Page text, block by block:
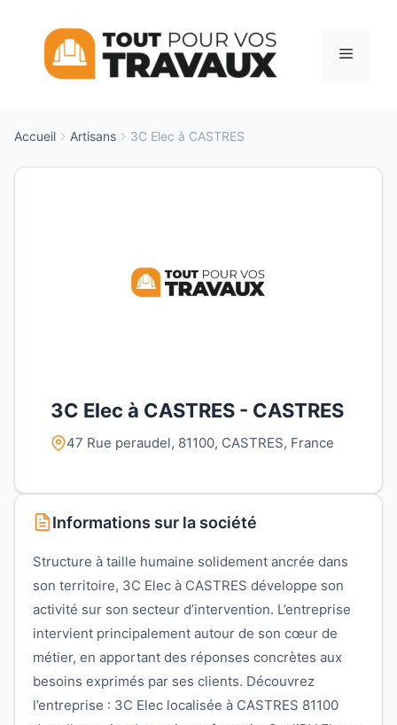
contenu
Menu
Accueil Artisans 3C Elec à CASTRES
3C Elec à CASTRES - CASTRES
47 Rue peraudel, 81100, CASTRES, France
Informations sur la société
Structure à taille humaine solidement ancrée dans
son territoire, 3C Elec à CASTRES développe son
activité sur son secteur d’intervention. L’entreprise
intervient principalement autour de son cœur de
métier, en apportant des réponses concrètes aux
besoins exprimés par ses clients. Découvrez
l’entreprise : 3C Elec localisée à CASTRES 81100